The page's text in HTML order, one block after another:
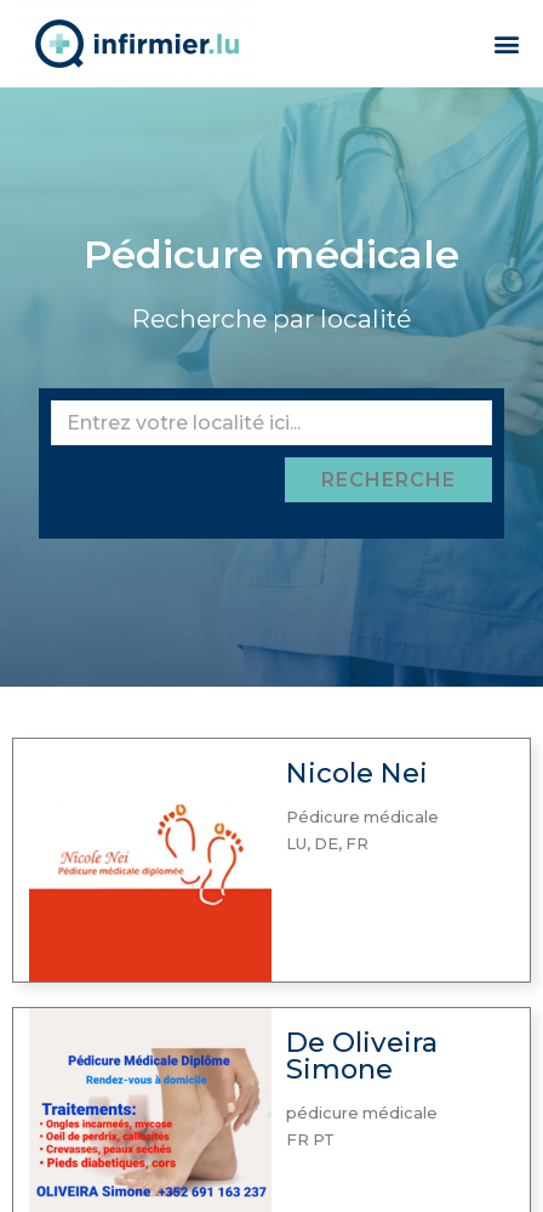
Pédicure médicale
Recherche par localité
RECHERCHE
Nicole Nei
Pédicure médicale
LU, DE, FR
De Oliveira
Simone
pédicure médicale
FR PT